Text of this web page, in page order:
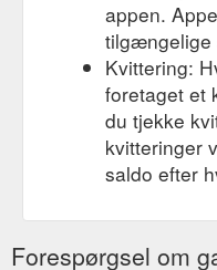
appen.
tilgængelige
Kvittering:
foretaget et
du tjekke
kvitteringer
saldo efter
Forespørgsel om